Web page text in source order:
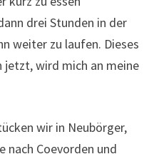
irgendwo im
Aber dann sehr
und sogar ein
Wir laufen nun
Menschen.
Laufen ist keine Qual